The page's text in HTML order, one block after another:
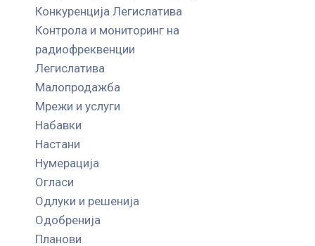
Конкуренција Легислатива
Контрола и мониторинг на
радиофреквенции
Легислатива
Малопродажба
Мрежи и услуги
Набавки
Настани
Нумерација
Огласи
Одлуки и решенија
Одобренија
Планови